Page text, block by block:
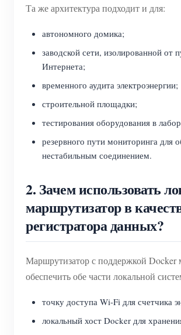
Та же архитектура подходит и для:
автономного домика;
заводской сети, изолированной от
Интернета;
временного аудита электроэнергии;
строительной площадки;
тестирования оборудования в
резервного пути мониторинга для
нестабильным соединением.
2. Зачем использовать
маршрутизатор в
регистратора данных?
Маршрутизатор с поддержкой Docker
обеспечить обе части локальной
точку доступа Wi-Fi для счетчика
локальный хост Docker для